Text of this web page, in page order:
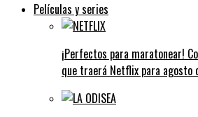
Películas y series
¡Perfectos para maratonear!
que traerá Netflix para agosto